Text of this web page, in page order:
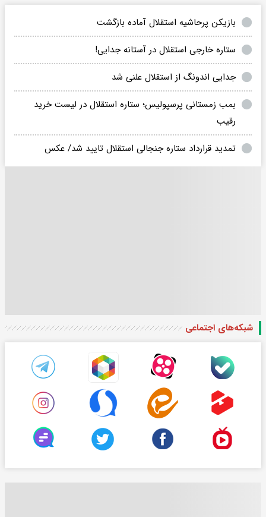
بازیکن پرحاشیه استقلال آماده بازگشت
ستاره خارجی استقلال در آستانه جدایی!
جدایی اندونگ از استقلال علنی شد
بمب زمستانی پرسپولیس؛ ستاره استقلال در لیست خرید
رقیب
تمدید قرارداد ستاره جنجالی استقلال تایید شد/ عکس
شبکه‌های اجتماعی